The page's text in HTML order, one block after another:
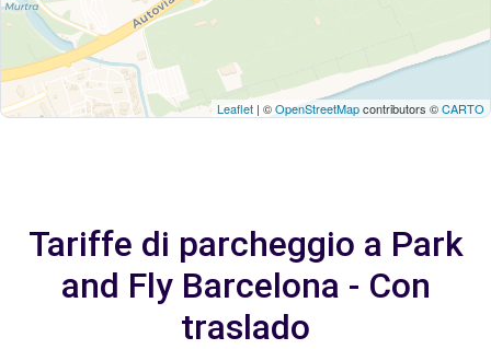
Leaflet | ©OpenStreetMapcontributors ©CARTO
Tariffe di parcheggio a Park
and Fly Barcelona - Con
traslado